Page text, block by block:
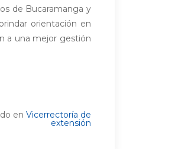
de Bucaramanga y
orientación en
a una mejor gestión
en Vicerrectoría de
extensión